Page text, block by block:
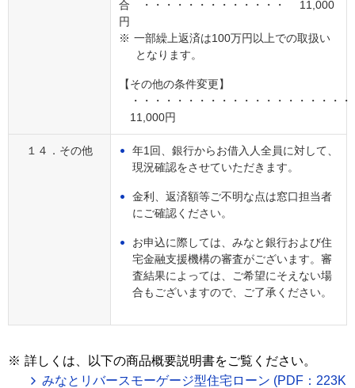
合 ・・・・・・・・・・・・・ 11,000
円
※ 一部繰上返済は100万円以上での取扱い
となります。
【その他の条件変更】
・・・・・・・・・・・・・・・・・・・・
11,000円
１４．その他
年1回、銀行からお借入人全員に対して、
現況確認をさせていただきます。
金利、返済額等ご不明な点は窓口担当者
にご確認ください。
お申込に際しては、みなと銀行および住
宅金融支援機構の審査がございます。審
査結果によっては、ご希望にそえない場
合もございますので、ご了承ください。
※ 詳しくは、以下の商品概要説明書をご覧ください。
みなとリバースモーゲージ型住宅ローン (PDF：223K